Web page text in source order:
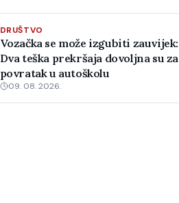
DRUŠTVO
Vozačka se može izgubiti zauvijek:
Dva teška prekršaja dovoljna su za
povratak u autoškolu
09. 08. 2026.